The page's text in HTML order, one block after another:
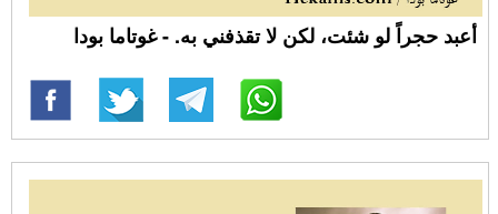
أعبد حجراً لو شئت، لكن لا تقذفني به. - غوتاما بودا